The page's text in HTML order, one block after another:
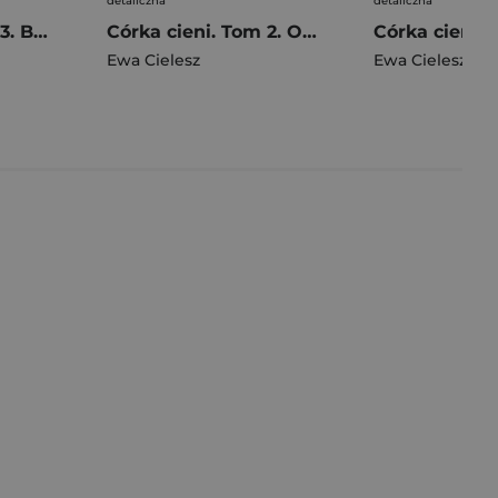
Córka cieni. Tom 3. Burza przed ciszą (Duże Litery) Córka cieni. Tom 2. Obce matki (Duże Litery)
Ewa Cielesz Ewa Cielesz